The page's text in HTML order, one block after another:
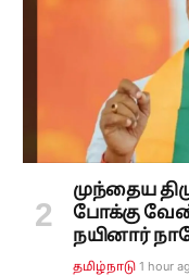
முந்தைய
போக்கு
நயினார்
தமிழ்நாடு 1 hour